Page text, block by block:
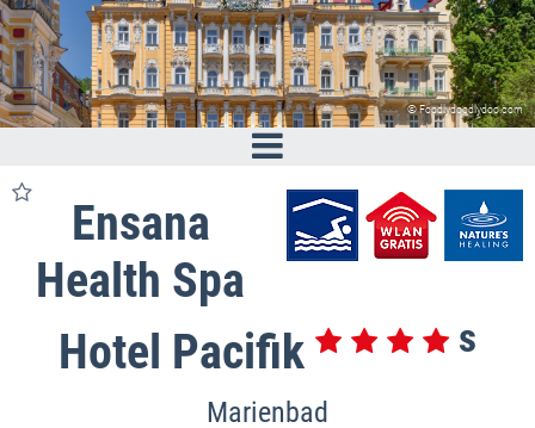
© Foodlydoodlydoo.com
Ensana
Health Spa
Hotel Pacifik
Marienbad